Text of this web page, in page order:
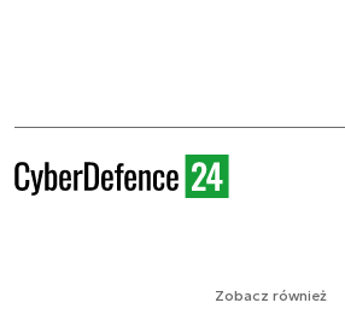
Zobacz również